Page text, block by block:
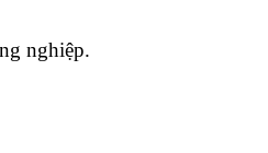
nghiệp.